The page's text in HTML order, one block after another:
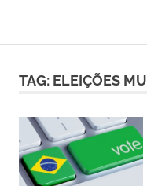
Espírito
–
Brasil
TAG: ELEIÇÕES